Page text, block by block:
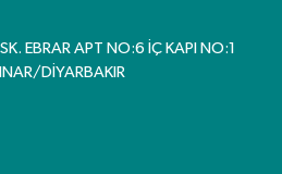
EBRAR APT NO:6 İÇ KAPI NO:1
DİYARBAKIR